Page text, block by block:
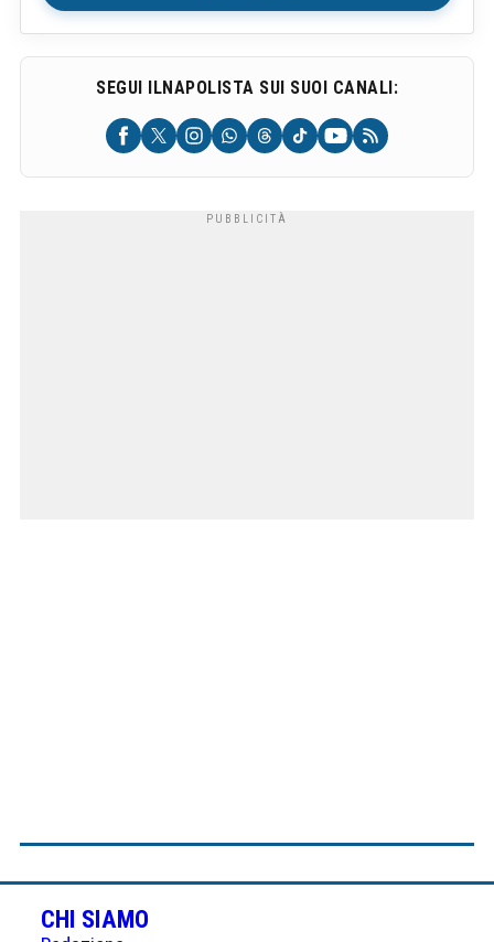
SEGUI ILNAPOLISTA SUI SUOI CANALI:
CHI SIAMO